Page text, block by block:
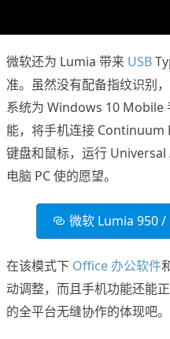
微软还为 Lumia 带来 USB
准。虽然没有配备指纹识别
系统为 Windows 10 Mobile
能，将手机连接 Continuum
键盘和鼠标，运行
电脑 PC 使的愿望。
微软 Lumia 950 /
在该模式下 Office 办公软件
动调整，而且手机功能还能
的全平台无缝协作的体现吧。